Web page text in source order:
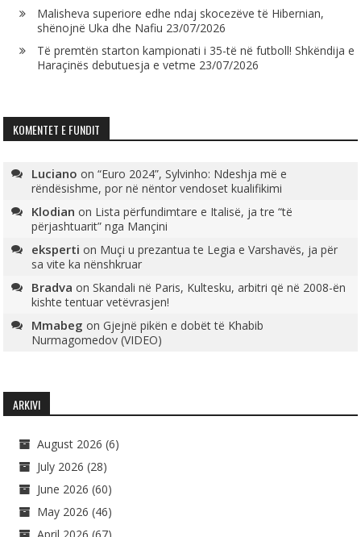
Malisheva superiore edhe ndaj skocezëve të Hibernian,
shënojnë Uka dhe Nafiu 23/07/2026
Të premtën starton kampionati i 35-të në futboll! Shkëndija e
Haraçinës debutuesja e vetme 23/07/2026
KOMENTET E FUNDIT
Luciano on“Euro 2024”, Sylvinho: Ndeshja më e
rëndësishme, por në nëntor vendoset kualifikimi
Klodian on Lista përfundimtare e Italisë, ja tre “të
përjashtuarit” nga Mançini
eksperti on Muçi u prezantua te Legia e Varshavës, ja për
sa vite ka nënshkruar
Bradva onSkandali në Paris, Kultesku, arbitri që në 2008-ën
kishte tentuar vetëvrasjen!
Mmabeg onGjejnë pikën e dobët të Khabib
Nurmagomedov (VIDEO)
ARKIVI
August 2026 (6)
July 2026 (28)
June 2026 (60)
May 2026 (46)